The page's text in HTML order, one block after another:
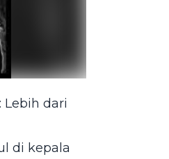
Lebih dari
di kepala